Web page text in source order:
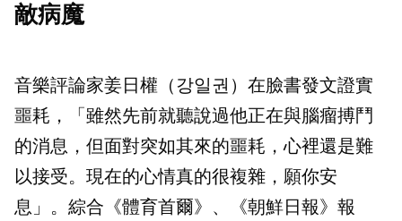
敵病魔
音樂評論家姜日權（강일권）在臉書發文證實
噩耗，「雖然先前就聽說過他正在與腦瘤搏鬥
的消息，但面對突如其來的噩耗，心裡還是難
以接受。現在的心情真的很複雜，願你安
息」。綜合《體育首爾》、《朝鮮日報》報